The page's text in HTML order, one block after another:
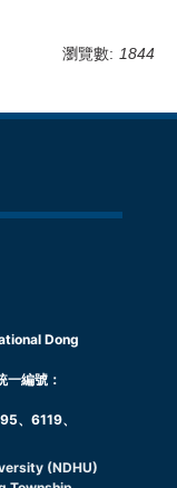
瀏覽數: 1844
Dong
編號：
、6119、
(NDHU)